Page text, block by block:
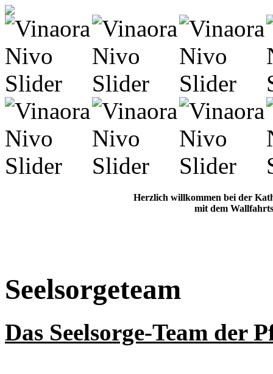
Herzlich willkommen bei der
mit dem
Seelsorgeteam
Das Seelsorge-Team der